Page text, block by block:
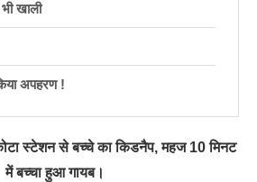
खाली
अपहरण !
स्टेशन से बच्चे का किडनैप, महज 10 मिनट
में बच्चा हुआ गायब।